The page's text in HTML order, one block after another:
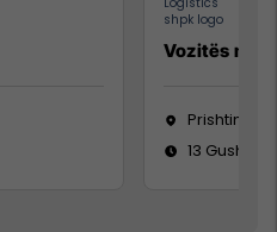
Vozitës me
Prishtinë
13 Gusht